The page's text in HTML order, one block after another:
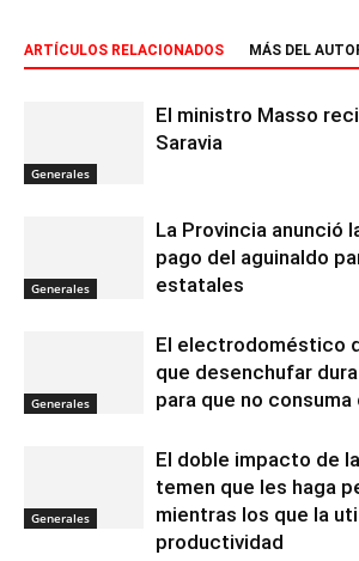
ARTÍCULOS RELACIONADOS MÁS DEL
Generales
El ministro Masso
Saravia
Generales
La Provincia anunció
pago del aguinaldo
estatales
Generales
El electrodoméstico
que desenchufar
para que no consuma
Generales
El doble impacto de
temen que les haga
mientras los que la
productividad